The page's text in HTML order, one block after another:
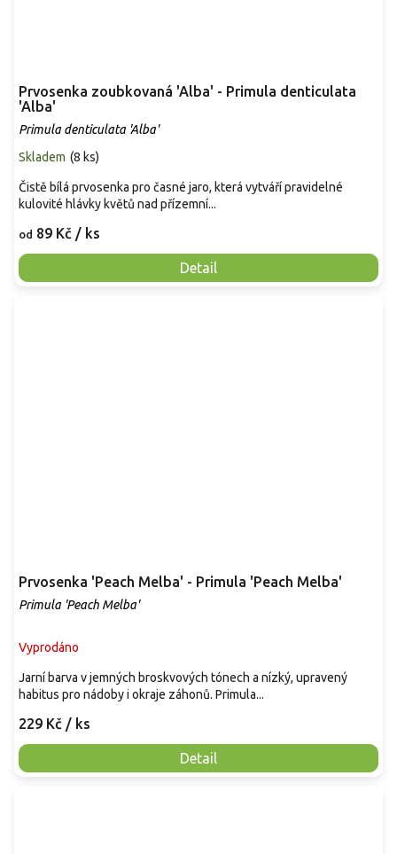
Prvosenka zoubkovaná 'Alba' - Primula denticulata
'Alba'
Primula denticulata 'Alba'
Skladem (8 ks)
od 89 Kč / ks
Detail
Čistě bílá prvosenka pro časné jaro, která vytváří pravidelné
kulovité hlávky květů nad přízemní...
Prvosenka 'Peach Melba' - Primula 'Peach Melba'
Primula 'Peach Melba'
Vyprodáno
229 Kč / ks
Detail
Jarní barva v jemných broskvových tónech a nízký, upravený
habitus pro nádoby i okraje záhonů. Primula...